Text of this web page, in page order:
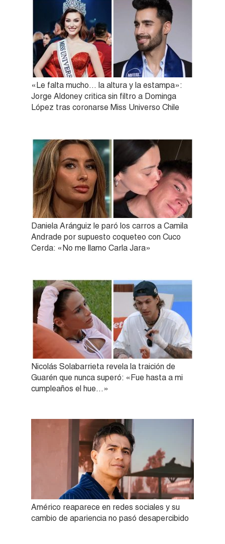
«Le falta mucho… la altura y la estampa»:
Jorge Aldoney critica sin filtro a Dominga
López tras coronarse Miss Universo Chile
Daniela Aránguiz le paró los carros a Camila
Andrade por supuesto coqueteo con Cuco
Cerda: «No me llamo Carla Jara»
Nicolás Solabarrieta revela la traición de
Guarén que nunca superó: «Fue hasta a mi
cumpleaños el hue…»
Américo reaparece en redes sociales y su
cambio de apariencia no pasó desapercibido